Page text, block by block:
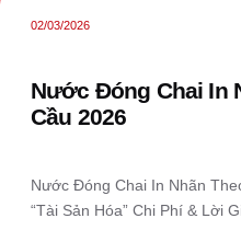
02/03/2026
Nước Đóng Chai In
Cầu 2026
Nước Đóng Chai In Nhãn
“Tài Sản Hóa” Chi Phí & Lời